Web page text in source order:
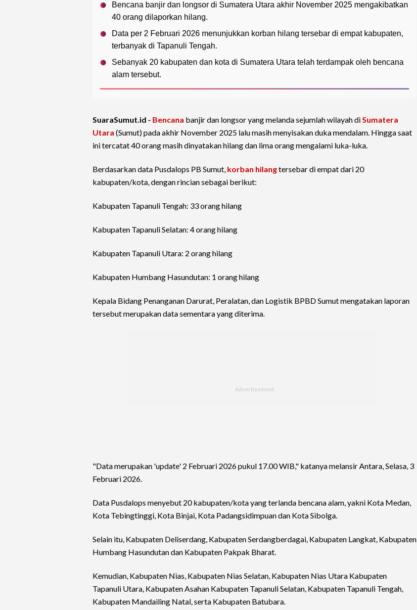
Bencana banjir dan longsor di Sumatera Utara akhir November 2025 mengakibatkan
40 orang dilaporkan hilang.
Data per 2 Februari 2026 menunjukkan korban hilang tersebar di empat kabupaten,
terbanyak di Tapanuli Tengah.
Sebanyak 20 kabupaten dan kota di Sumatera Utara telah terdampak oleh bencana
alam tersebut.
SuaraSumut.id - Bencana banjir dan longsor yang melanda sejumlah wilayah diSumatera
Utara (Sumut) pada akhir November 2025 lalu masih menyisakan duka mendalam. Hingga saat
ini tercatat 40 orang masih dinyatakan hilang dan lima orang mengalami luka-luka.
Berdasarkan data Pusdalops PB Sumut, korban hilangtersebar di empat dari 20
kabupaten/kota, dengan rincian sebagai berikut:
Kabupaten Tapanuli Tengah: 33 orang hilang
Kabupaten Tapanuli Selatan: 4 orang hilang
Kabupaten Tapanuli Utara: 2 orang hilang
Kabupaten Humbang Hasundutan: 1 orang hilang
Kepala Bidang Penanganan Darurat, Peralatan, dan Logistik BPBD Sumut mengatakan laporan
tersebut merupakan data sementara yang diterima.
"Data merupakan 'update' 2 Februari 2026 pukul 17.00 WIB," katanya melansir Antara, Selasa, 3
Februari 2026.
Data Pusdalops menyebut 20 kabupaten/kota yang terlanda bencana alam, yakni Kota Medan,
Kota Tebingtinggi, Kota Binjai, Kota Padangsidimpuan dan Kota Sibolga.
Selain itu, Kabupaten Deliserdang, Kabupaten Serdangberdagai, Kabupaten Langkat, Kabupaten
Humbang Hasundutan dan Kabupaten Pakpak Bharat.
Kemudian, Kabupaten Nias, Kabupaten Nias Selatan, Kabupaten Nias Utara Kabupaten
Tapanuli Utara, Kabupaten Asahan Kabupaten Tapanuli Selatan, Kabupaten Tapanuli Tengah,
Kabupaten Mandailing Natal, serta Kabupaten Batubara.